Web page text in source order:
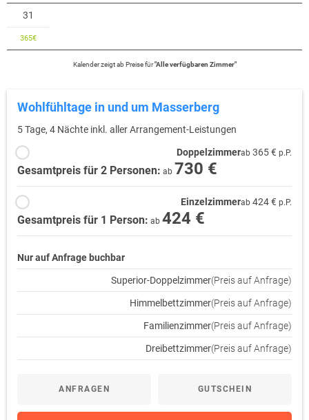
31
365€
Kalender zeigtab Preise für"Alle verfügbaren Zimmer"
Wohlfühltage in und um Masserberg
5 Tage, 4 Nächte inkl. aller Arrangement-Leistungen
Doppelzimmerab 365 € p.P.
Gesamtpreis für 2 Personen: ab 730 €
Einzelzimmerab 424 € p.P.
Gesamtpreis für 1 Person: ab 424 €
Nur auf Anfrage buchbar
Superior-Doppelzimmer(Preis auf Anfrage)
Himmelbettzimmer(Preis auf Anfrage)
Familienzimmer(Preis auf Anfrage)
Dreibettzimmer(Preis auf Anfrage)
ANFRAGEN GUTSCHEIN